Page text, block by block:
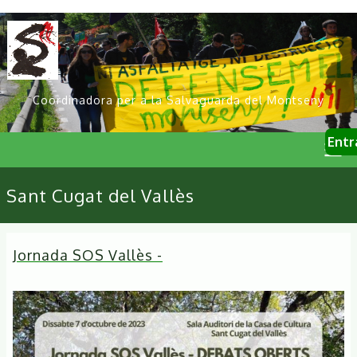
Vés
al
contingut
Coordinadora per a la Salvaguarda del Montseny
User
Primary
links
Sant Cugat del Vallès
Jornada SOS Vallès -